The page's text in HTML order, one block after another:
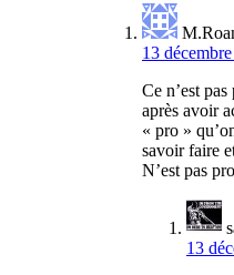
13
Ce n’est
après avoir
« pro »
savoir faire
N’est pas
13